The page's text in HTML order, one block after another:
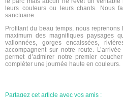
leurs couleurs ou leurs chants. Nous
sanctuaire.
Profitant du beau temps, nous
maximum des magnifiques paysages
vallonnées, gorges encaissées,
accompagnent sur notre route.
permet d’admirer notre premier
compléter une journée haute en couleurs.
Partagez cet article avec vos amis :